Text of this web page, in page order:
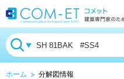
ホーム 分解図情報